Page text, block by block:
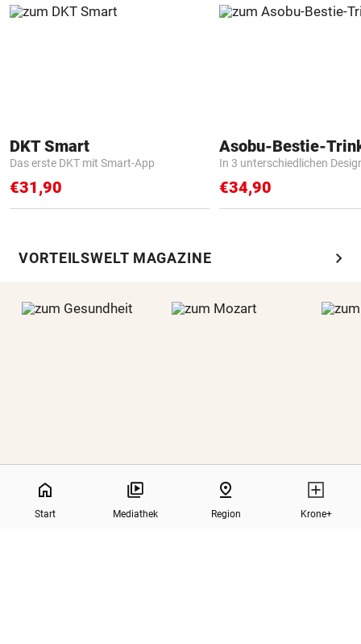
DKT Smart
Das erste DKT mit Smart-App
€31,90
Asobu-Bestie-
In 3 unterschiedlichen
€34,90
VORTEILSWELT MAGAZINE chevron_right
MOZART
home
Start Mediathek
pin_drop
Region Krone+